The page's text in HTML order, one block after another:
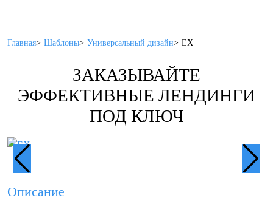
Главная Шаблоны Универсальный дизайн EX
ЗАКАЗЫВАЙТЕ
ЭФФЕКТИВНЫЕ ЛЕНДИНГИ
ПОД КЛЮЧ
Описание